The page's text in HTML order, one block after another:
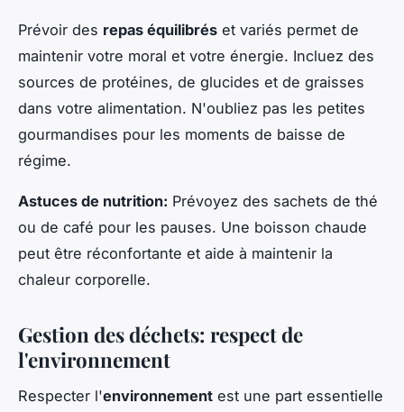
Prévoir des repas équilibrés et variés permet de
maintenir votre moral et votre énergie. Incluez des
sources de protéines, de glucides et de graisses
dans votre alimentation. N'oubliez pas les petites
gourmandises pour les moments de baisse de
régime.
Astuces de nutrition: Prévoyez des sachets de thé
ou de café pour les pauses. Une boisson chaude
peut être réconfortante et aide à maintenir la
chaleur corporelle.
Gestion des déchets: respect de
l'environnement
Respecter l'environnement est une part essentielle